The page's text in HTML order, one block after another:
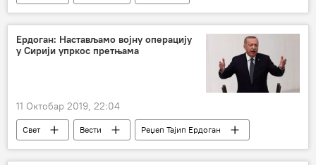
трговински рат
трговински споразум
тарифе
Ердоган: Настављамо војну операцију
у Сирији упркос претњама
11 Октобар 2019, 22:04
Свет Вести
Реџеп Тајип Ердоган
војна операција у Сирији